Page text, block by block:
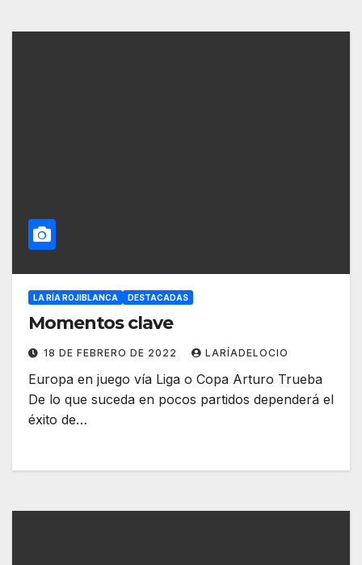
LA RÍA ROJIBLANCA DESTACADAS
Momentos clave
18 DE FEBRERO DE 2022 LARÍADELOCIO
Europa en juego vía Liga o Copa Arturo Trueba
De lo que suceda en pocos partidos dependerá el
éxito de…